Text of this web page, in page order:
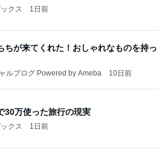
クス 1日前
ちが来てくれた！おしゃれなものを持っ
ルブログ Powered by Ameba 10日前
30万使った旅行の現実
クス 1日前